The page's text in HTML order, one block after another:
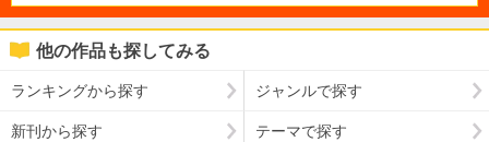
他の作品も探してみる
ランキングから探す ジャンルで探す
新刊から探す テーマで探す